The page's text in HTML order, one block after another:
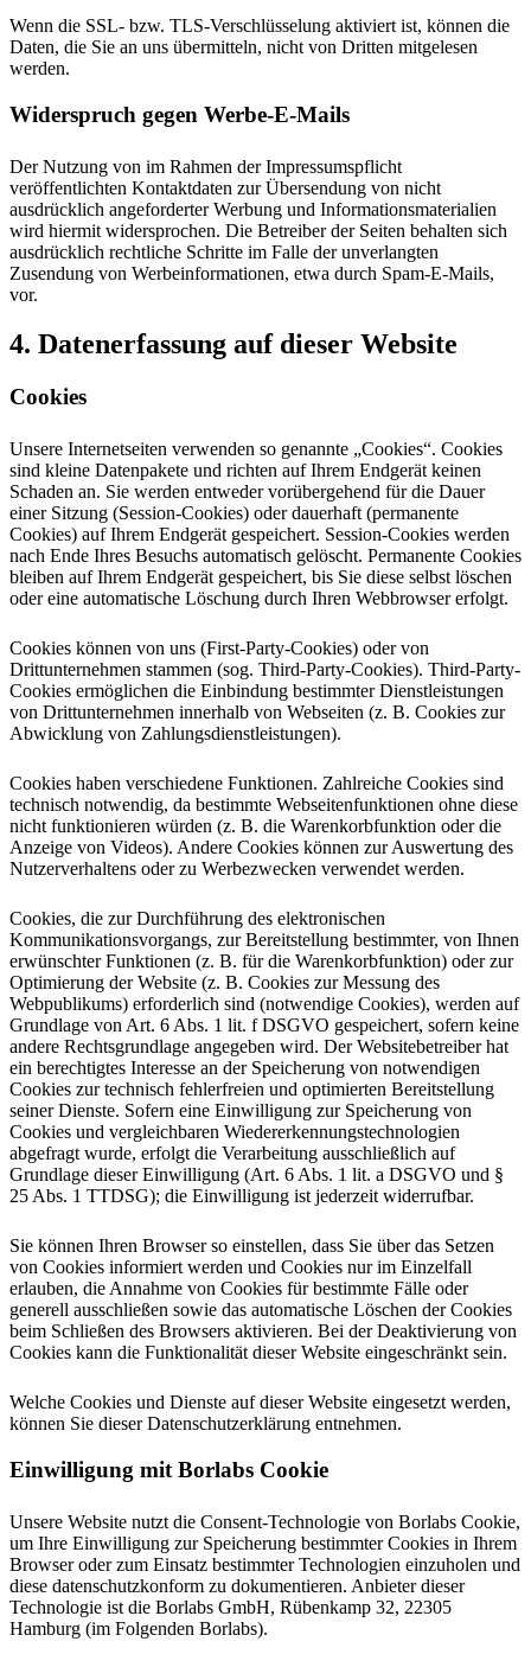
Wenn die SSL- bzw. TLS-Verschlüsselung aktiviert ist, können die
Daten, die Sie an uns übermitteln, nicht von Dritten mitgelesen
werden.
Widerspruch gegen Werbe-E-Mails
Der Nutzung von im Rahmen der Impressumspflicht
veröffentlichten Kontaktdaten zur Übersendung von nicht
ausdrücklich angeforderter Werbung und Informationsmaterialien
wird hiermit widersprochen. Die Betreiber der Seiten behalten sich
ausdrücklich rechtliche Schritte im Falle der unverlangten
Zusendung von Werbeinformationen, etwa durch Spam-E-Mails,
vor.
4. Datenerfassung auf dieser Website
Cookies
Unsere Internetseiten verwenden so genannte „Cookies“. Cookies
sind kleine Datenpakete und richten auf Ihrem Endgerät keinen
Schaden an. Sie werden entweder vorübergehend für die Dauer
einer Sitzung (Session-Cookies) oder dauerhaft (permanente
Cookies) auf Ihrem Endgerät gespeichert. Session-Cookies werden
nach Ende Ihres Besuchs automatisch gelöscht. Permanente Cookies
bleiben auf Ihrem Endgerät gespeichert, bis Sie diese selbst löschen
oder eine automatische Löschung durch Ihren Webbrowser erfolgt.
Cookies können von uns (First-Party-Cookies) oder von
Drittunternehmen stammen (sog. Third-Party-Cookies). Third-Party-
Cookies ermöglichen die Einbindung bestimmter Dienstleistungen
von Drittunternehmen innerhalb von Webseiten (z. B. Cookies zur
Abwicklung von Zahlungsdienstleistungen).
Cookies haben verschiedene Funktionen. Zahlreiche Cookies sind
technisch notwendig, da bestimmte Webseitenfunktionen ohne diese
nicht funktionieren würden (z. B. die Warenkorbfunktion oder die
Anzeige von Videos). Andere Cookies können zur Auswertung des
Nutzerverhaltens oder zu Werbezwecken verwendet werden.
Cookies, die zur Durchführung des elektronischen
Kommunikationsvorgangs, zur Bereitstellung bestimmter, von Ihnen
erwünschter Funktionen (z. B. für die Warenkorbfunktion) oder zur
Optimierung der Website (z. B. Cookies zur Messung des
Webpublikums) erforderlich sind (notwendige Cookies), werden auf
Grundlage von Art. 6 Abs. 1 lit. f DSGVO gespeichert, sofern keine
andere Rechtsgrundlage angegeben wird. Der Websitebetreiber hat
ein berechtigtes Interesse an der Speicherung von notwendigen
Cookies zur technisch fehlerfreien und optimierten Bereitstellung
seiner Dienste. Sofern eine Einwilligung zur Speicherung von
Cookies und vergleichbaren Wiedererkennungstechnologien
abgefragt wurde, erfolgt die Verarbeitung ausschließlich auf
Grundlage dieser Einwilligung (Art. 6 Abs. 1 lit. a DSGVO und §
25 Abs. 1 TTDSG); die Einwilligung ist jederzeit widerrufbar.
Sie können Ihren Browser so einstellen, dass Sie über das Setzen
von Cookies informiert werden und Cookies nur im Einzelfall
erlauben, die Annahme von Cookies für bestimmte Fälle oder
generell ausschließen sowie das automatische Löschen der Cookies
beim Schließen des Browsers aktivieren. Bei der Deaktivierung von
Cookies kann die Funktionalität dieser Website eingeschränkt sein.
Welche Cookies und Dienste auf dieser Website eingesetzt werden,
können Sie dieser Datenschutzerklärung entnehmen.
Einwilligung mit Borlabs Cookie
Unsere Website nutzt die Consent-Technologie von Borlabs Cookie,
um Ihre Einwilligung zur Speicherung bestimmter Cookies in Ihrem
Browser oder zum Einsatz bestimmter Technologien einzuholen und
diese datenschutzkonform zu dokumentieren. Anbieter dieser
Technologie ist die Borlabs GmbH, Rübenkamp 32, 22305
Hamburg (im Folgenden Borlabs).